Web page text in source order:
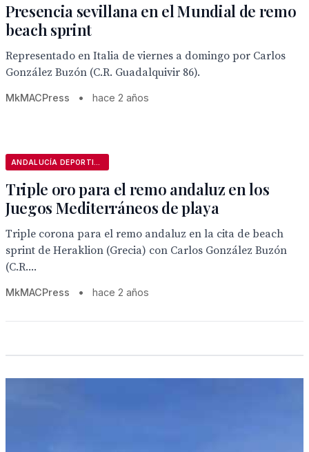
Presencia sevillana en el Mundial de remo
beach sprint
Representado en Italia de viernes a domingo por Carlos
González Buzón (C.R. Guadalquivir 86).
MkMACPress • hace 2 años
Triple oro para el remo andaluz en los
Juegos Mediterráneos de playa
Triple corona para el remo andaluz en la cita de beach
sprint de Heraklion (Grecia) con Carlos González Buzón
(C.R....
MkMACPress • hace 2 años